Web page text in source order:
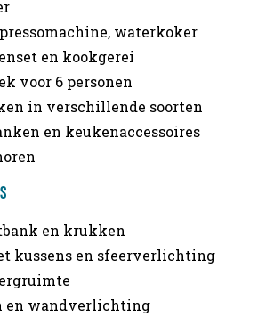
waterkoker
en kookgerei
voor 6 personen
in verschillende soorten
en keukenaccessoires
en krukken
kussens en sfeerverlichting
en wandverlichting